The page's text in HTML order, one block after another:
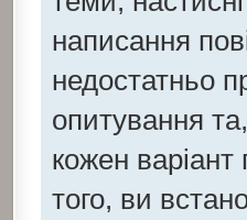
написання
недостатньо
опитування
кожен варіант
того, ви